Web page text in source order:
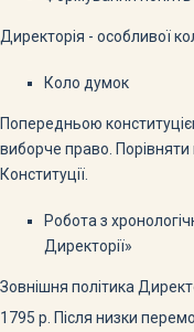
Директорія - особливої
Коло думок
Попередньою
виборче право. Порівняти
Конституції.
Робота з
Директорії»
Зовнішня політика
1795 р. Після низки